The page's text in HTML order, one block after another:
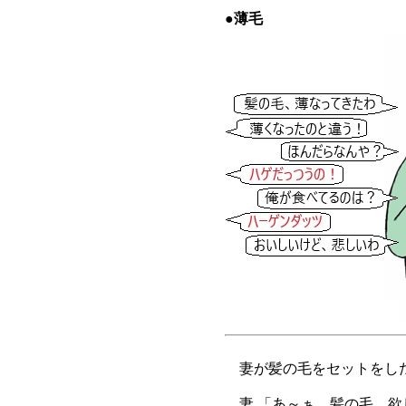
●薄毛
妻が髪の毛をセットをし